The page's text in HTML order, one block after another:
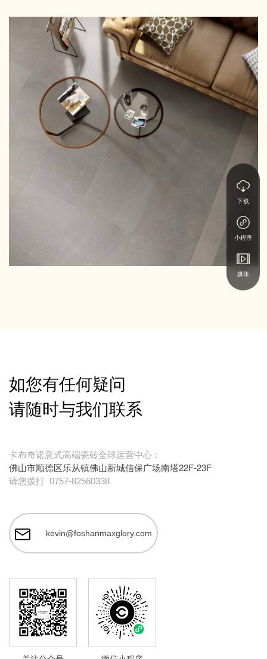
如您有任何疑问
请随时与我们联系
卡布奇诺意式高端瓷砖全球运营中心：
佛山市顺德区乐从镇佛山新城信保广场南塔22F-23F
请您拨打 0757-82560338
kevin@foshanmaxglory.com
下载
小程序
媒体